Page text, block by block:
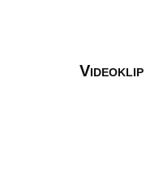
Videoklip